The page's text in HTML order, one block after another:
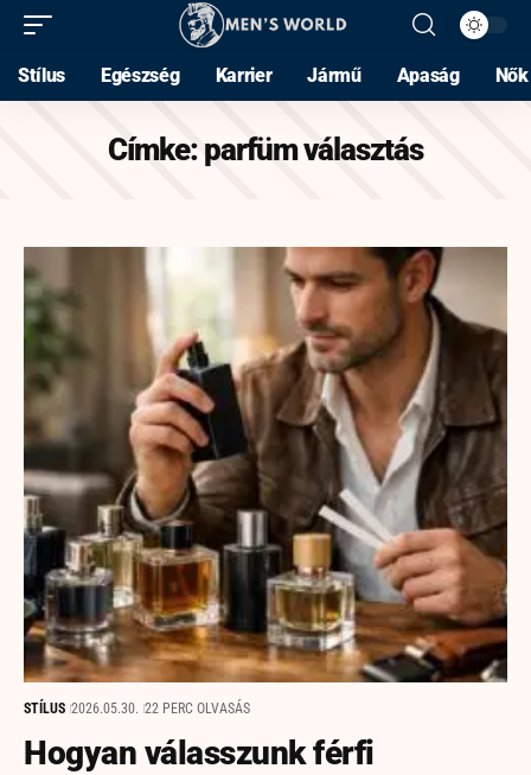
Stílus Egészség Karrier Jármű Apaság Nők
Címke: parfüm választás
STÍLUS 2026.05.30. 22 PERC OLVASÁS
Hogyan válasszunk férfi